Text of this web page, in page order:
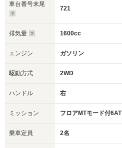
車台番号末尾
721
排気量 1600cc
エンジン ガソリン
駆動方式 2WD
ハンドル 右
ミッション フロアMTモード付6AT
乗車定員 2名